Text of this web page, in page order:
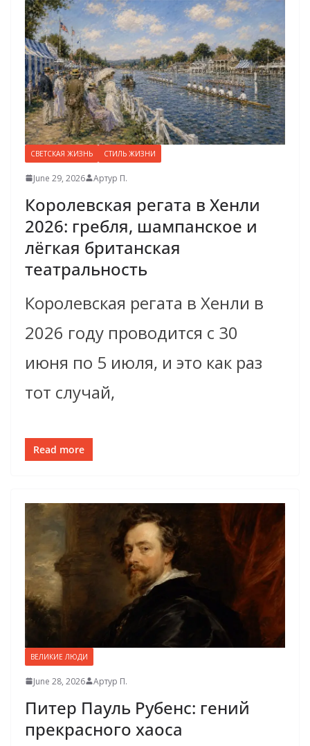
СВЕТСКАЯ ЖИЗНЬ СТИЛЬ ЖИЗНИ
June 29, 2026 Артур П.
Королевская регата в Хенли
2026: гребля, шампанское и
лёгкая британская
театральность
Королевская регата в Хенли в
2026 году проводится с 30
июня по 5 июля, и это как раз
тот случай,
Read more
ВЕЛИКИЕ ЛЮДИ
June 28, 2026 Артур П.
Питер Пауль Рубенс: гений
прекрасного хаоса